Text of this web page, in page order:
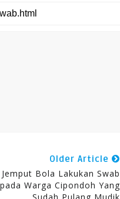
Older Article
Bola Lakukan Swab
Warga Cipondoh Yang
Sudah Pulang Mudik